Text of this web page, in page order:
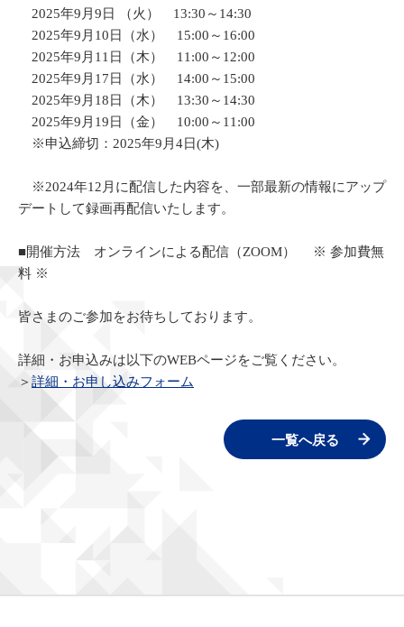
2025年9月9日 （火） 13:30～14:30
2025年9月10日（水） 15:00～16:00
2025年9月11日（木） 11:00～12:00
2025年9月17日（水） 14:00～15:00
2025年9月18日（木） 13:30～14:30
2025年9月19日（金） 10:00～11:00
※申込締切：2025年9月4日(木)
※2024年12月に配信した内容を、一部最新の情報にアップ
デートして録画再配信いたします。
■開催方法 オンラインによる配信（ZOOM） ※ 参加費無
料 ※
皆さまのご参加をお待ちしております。
詳細・お申込みは以下のWEBページをご覧ください。
＞ 詳細・お申し込みフォーム
一覧へ戻る